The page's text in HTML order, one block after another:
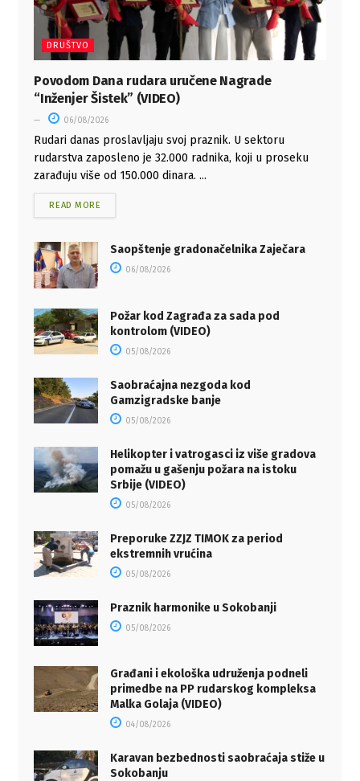
DRUŠTVO
Povodom Dana rudara uručene Nagrade
“Inženjer Šistek” (VIDEO)
06/08/2026
Rudari danas proslavljaju svoj praznik. U sektoru
rudarstva zaposleno je 32.000 radnika, koji u proseku
zarađuju više od 150.000 dinara. ...
READ MORE
Saopštenje gradonačelnika Zaječara
06/08/2026
Požar kod Zagrađa za sada pod
kontrolom (VIDEO)
05/08/2026
Saobraćajna nezgoda kod
Gamzigradske banje
05/08/2026
Helikopter i vatrogasci iz više gradova
pomažu u gašenju požara na istoku
Srbije (VIDEO)
05/08/2026
Preporuke ZZJZ TIMOK za period
ekstremnih vrućina
05/08/2026
Praznik harmonike u Sokobanji
05/08/2026
Građani i ekološka udruženja podneli
primedbe na PP rudarskog kompleksa
Malka Golaja (VIDEO)
04/08/2026
Karavan bezbednosti saobraćaja stiže u
Sokobanju